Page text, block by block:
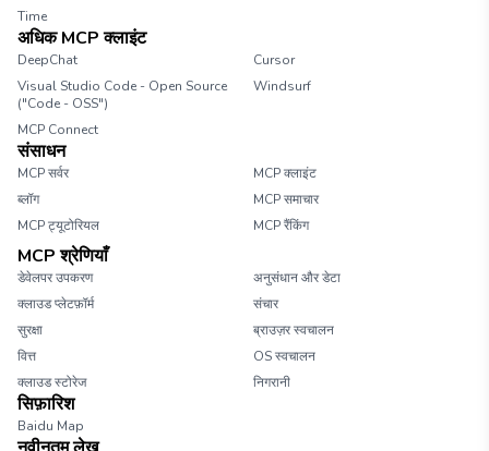
Time
अधिक MCP क्लाइंट
DeepChat
Cursor
Visual Studio Code - Open Source
("Code - OSS")
Windsurf
MCP Connect
संसाधन
MCP सर्वर
MCP क्लाइंट
ब्लॉग
MCP समाचार
MCP ट्यूटोरियल
MCP रैंकिंग
MCP श्रेणियाँ
डेवेलपर उपकरण
अनुसंधान और डेटा
क्लाउड प्लेटफ़ॉर्म
संचार
सुरक्षा
ब्राउज़र स्वचालन
वित्त
OS स्वचालन
क्लाउड स्टोरेज
निगरानी
सिफ़ारिश
Baidu Map